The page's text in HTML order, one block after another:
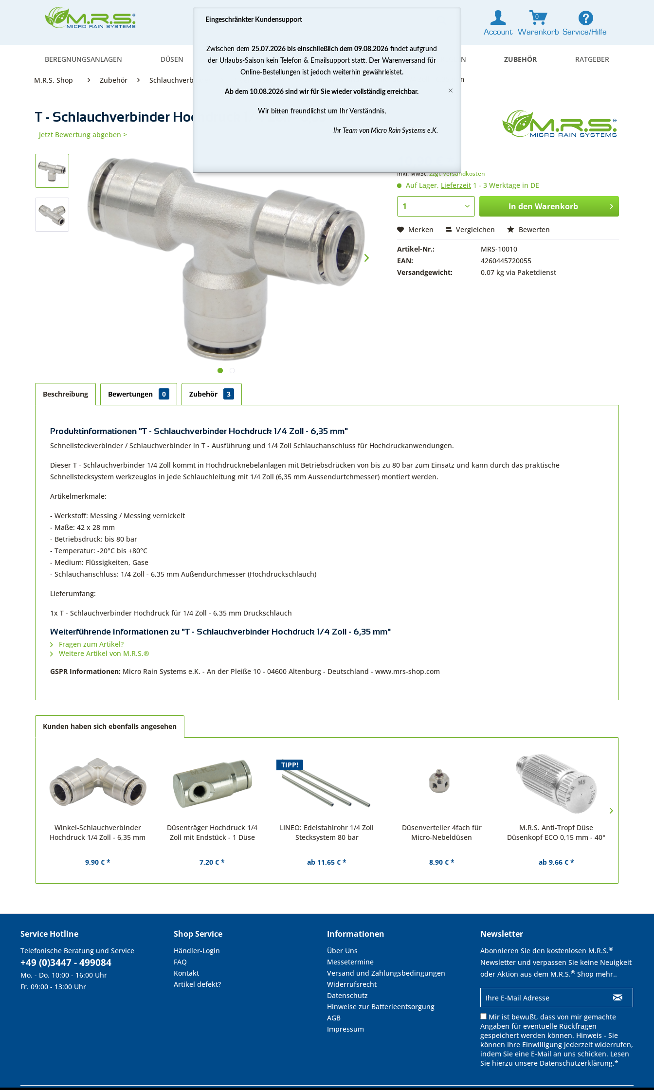
Service/Hilfe
Account
0
Warenkorb
BEREGNUNGSANLAGEN DÜSEN PUMPEN WASSERAUFBEREITUNG MESSEN & REGELN ZUBEHÖR RATGEBER
M.R.S. Shop Zubehör Schlauchverbinder T - Schlauchverbinder Hochdruck 1/4 Zoll - 6,35 mm
T - Schlauchverbinder Hochdruck 1/4 Zoll - 6,35 mm
Jetzt Bewertung abgeben >
inkl. MwSt.zzgl. Versandkosten
Auf Lager, Lieferzeit 1 - 3 Werktage in DE
In den Warenkorb
Merken Vergleichen Bewerten
Artikel-Nr.:
MRS-10010
EAN:
4260445720055
Versandgewicht:
0.07 kg via Paketdienst
Beschreibung Bewertungen 0 Zubehör 3
Produktinformationen "T - Schlauchverbinder Hochdruck 1/4 Zoll - 6,35 mm"
Schnellsteckverbinder / Schlauchverbinder in T - Ausführung und 1/4 Zoll Schlauchanschluss für Hochdruckanwendungen.
Dieser T - Schlauchverbinder 1/4 Zoll kommt in Hochdrucknebelanlagen mit Betriebsdrücken von bis zu 80 bar zum Einsatz und kann durch das praktische
Schnellstecksystem werkzeuglos in jede Schlauchleitung mit 1/4 Zoll (6,35 mm Aussendurtchmesser) montiert werden.
Artikelmerkmale:
- Werkstoff: Messing / Messing vernickelt
- Maße: 42 x 28 mm
- Betriebsdruck: bis 80 bar
- Temperatur: -20°C bis +80°C
- Medium: Flüssigkeiten, Gase
- Schlauchanschluss: 1/4 Zoll - 6,35 mm Außendurchmesser (Hochdruckschlauch)
Lieferumfang:
1x T - Schlauchverbinder Hochdruck für 1/4 Zoll - 6,35 mm Druckschlauch
Weiterführende Informationen zu "T - Schlauchverbinder Hochdruck 1/4 Zoll - 6,35 mm"
Fragen zum Artikel?
Weitere Artikel von M.R.S.®
GSPR Informationen: Micro Rain Systems e.K. - An der Pleiße 10 - 04600 Altenburg - Deutschland - www.mrs-shop.com
Kunden haben sich ebenfalls angesehen
Winkel-Schlauchverbinder
Hochdruck 1/4 Zoll - 6,35 mm
9,90 € *
Düsenträger Hochdruck 1/4
Zoll mit Endstück - 1 Düse
7,20 € *
TIPP!
LINEO: Edelstahlrohr 1/4 Zoll
Stecksystem 80 bar
ab 11,65 € *
Düsenverteiler 4fach für
Micro-Nebeldüsen
8,90 € *
M.R.S. Anti-Tropf Düse
Düsenkopf ECO 0,15 mm - 40°
ab 9,66 € *
Service Hotline
Telefonische Beratung und Service
+49 (0)3447 - 499084
Mo. - Do. 10:00 - 16:00 Uhr
Fr. 09:00 - 13:00 Uhr
Shop Service
Händler-Login
FAQ
Kontakt
Artikel defekt?
Informationen
Über Uns
Messetermine
Versand und Zahlungsbedingungen
Widerrufsrecht
Datenschutz
Hinweise zur Batterieentsorgung
AGB
Impressum
Newsletter
Abonnieren Sie den kostenlosen M.R.S.®
Newsletter und verpassen Sie keine Neuigkeit
oder Aktion aus dem M.R.S.® Shop mehr..
Mir ist bewußt, dass von mir gemachte
Angaben für eventuelle Rückfragen
gespeichert werden können. Hinweis - Sie
können Ihre Einwilligung jederzeit widerrufen,
indem Sie eine E-Mail an uns schicken. Lesen
Sie hierzu unsere Datenschutzerklärung.*
Eingeschränkter Kundensupport
Zwischen dem 25.07.2026 bis einschließlich dem 09.08.2026 findet aufgrund
der Urlaubs-Saison kein Telefon & Emailsupport statt. Der Warenversand für
Online-Bestellungen ist jedoch weiterhin gewährleistet.
Ab dem 10.08.2026 sind wir für Sie wieder vollständig erreichbar.
Wir bitten freundlichst um Ihr Verständnis,
Ihr Team von Micro Rain Systems e.K.